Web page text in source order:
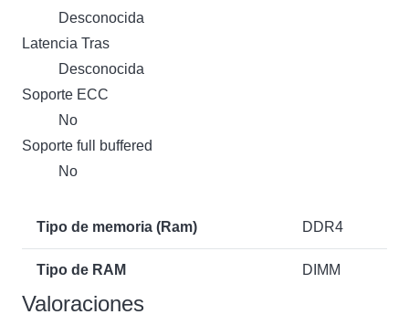
Desconocida
Latencia Tras
Desconocida
Soporte ECC
No
Soporte full buffered
No
Tipo de memoria (Ram) DDR4
Tipo de RAM DIMM
Valoraciones